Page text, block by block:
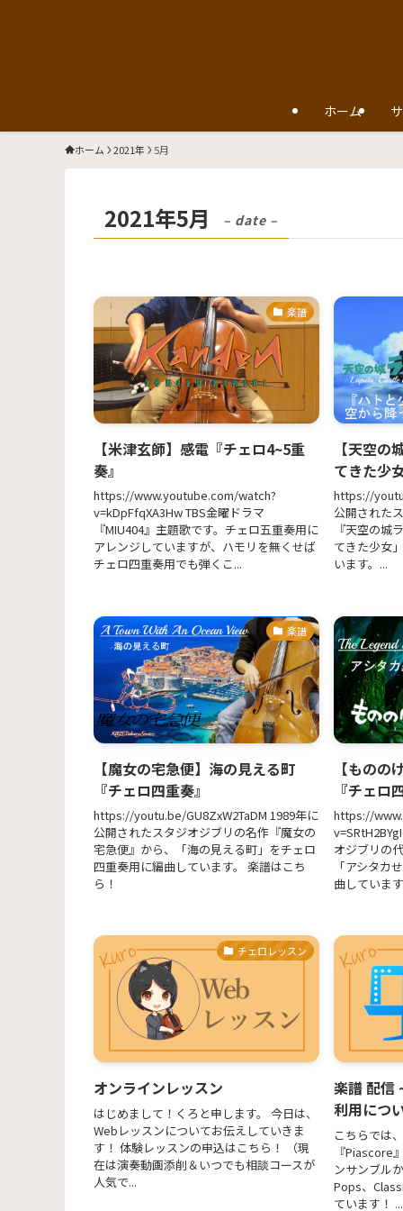
ホーム
ホーム 2021年 5月
2021年5月 – date –
楽譜
【米津玄師】感電『チェロ4~5重
奏』
https://www.youtube.com/watch?
v=kDpFfqXA3Hw TBS金曜ドラマ
『MIU404』主題歌です。チェロ五重奏用に
アレンジしていますが、ハモリを無くせば
チェロ四重奏用でも弾くこ...
【天空の
てきた少
https://
公開された
『天空の城
てきた少女
います。...
楽譜
【魔女の宅急便】海の見える町
『チェロ四重奏』
https://youtu.be/GU8ZxW2TaDM 1989年に
公開されたスタジオジブリの名作『魔女の
宅急便』から、「海の見える町」をチェロ
四重奏用に編曲しています。 楽譜はこち
ら！
【ものの
『チェロ
https://
オジブリの
「アシタカ
曲していま
チェロレッスン
オンラインレッスン
はじめまして！くろと申します。 今日は、
Webレッスンについてお伝えしていきま
す！ 体験レッスンの申込はこちら！ （現
在は演奏動画添削＆いつでも相談コースが
人気で...
楽譜 配信
利用につ
こちらでは
『Piascore
ンサンブル
Pops、
ています！ ...